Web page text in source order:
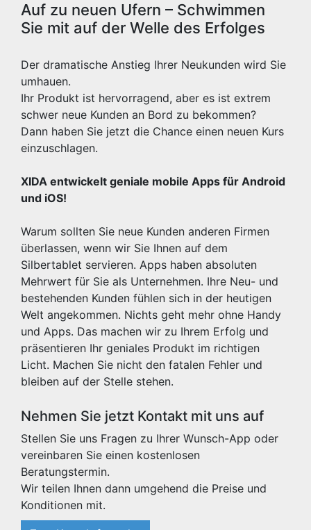
Auf zu neuen Ufern – Schwimmen
Sie mit auf der Welle des Erfolges
Der dramatische Anstieg Ihrer Neukunden wird Sie
umhauen.
Ihr Produkt ist hervorragend, aber es ist extrem
schwer neue Kunden an Bord zu bekommen?
Dann haben Sie jetzt die Chance einen neuen Kurs
einzuschlagen.
XIDA entwickelt geniale mobile Apps für Android
und iOS!
Warum sollten Sie neue Kunden anderen Firmen
überlassen, wenn wir Sie Ihnen auf dem
Silbertablet servieren. Apps haben absoluten
Mehrwert für Sie als Unternehmen. Ihre Neu- und
bestehenden Kunden fühlen sich in der heutigen
Welt angekommen. Nichts geht mehr ohne Handy
und Apps. Das machen wir zu Ihrem Erfolg und
präsentieren Ihr geniales Produkt im richtigen
Licht. Machen Sie nicht den fatalen Fehler und
bleiben auf der Stelle stehen.
Nehmen Sie jetzt Kontakt mit uns auf
Stellen Sie uns Fragen zu Ihrer Wunsch-App oder
vereinbaren Sie einen kostenlosen
Beratungstermin.
Wir teilen Ihnen dann umgehend die Preise und
Konditionen mit.